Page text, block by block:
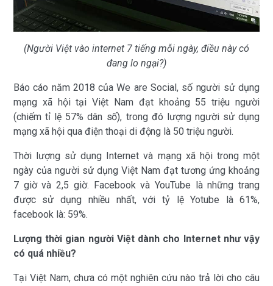
(Người Việt vào internet 7 tiếng mỗi ngày, điều này có
đang lo ngại?)
Báo cáo năm 2018 của We are Social, số người sử dụng
mạng xã hội tại Việt Nam đạt khoảng 55 triệu người
(chiếm tỉ lệ 57% dân số), trong đó lượng người sử dụng
mạng xã hội qua điện thoại di động là 50 triệu người.
Thời lượng sử dụng Internet và mạng xã hội trong một
ngày của người sử dụng Việt Nam đạt tương ứng khoảng
7 giờ và 2,5 giờ. Facebook và YouTube là những trang
được sử dụng nhiều nhất, với tỷ lệ Yotube là 61%,
facebook là: 59%.
Lượng thời gian người Việt dành cho Internet như vậy
có quá nhiều?
Tại Việt Nam, chưa có một nghiên cứu nào trả lời cho câu